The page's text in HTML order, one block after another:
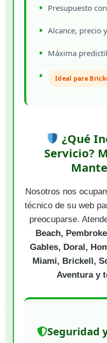
Presupuesto
Alcance, precio
Máxima
Ideal para
¿Qué
Servicio?
Nosotros nos
técnico de su web
preocuparse.
Beach,
Gables, Doral,
Miami, Brickell,
Aventura y
Seguridad